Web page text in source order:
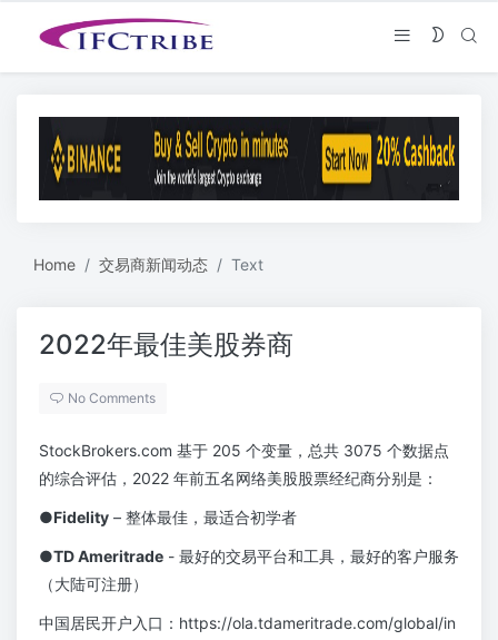
Home 交易商新闻动态 Text
2022年最佳美股券商
No Comments
StockBrokers.com 基于 205 个变量，总共 3075 个数据点
的综合评估，2022 年前五名网络美股股票经纪商分别是：
●Fidelity – 整体最佳，最适合初学者
●TD Ameritrade - 最好的交易平台和工具，最好的客户服务
（大陆可注册）
中国居民开户入口：https://ola.tdameritrade.com/global/in